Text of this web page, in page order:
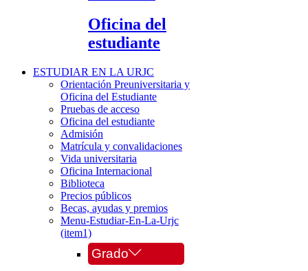
Oficina del
estudiante
ESTUDIAR EN LA URJC
Orientación Preuniversitaria y
Oficina del Estudiante
Pruebas de acceso
Oficina del estudiante
Admisión
Matrícula y convalidaciones
Vida universitaria
Oficina Internacional
Biblioteca
Precios públicos
Becas, ayudas y premios
Menu-Estudiar-En-La-Urjc
(item1)
Grado